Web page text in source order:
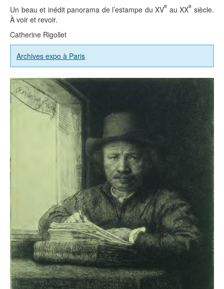
Un beau et inédit panorama de l’estampe du XVe au XXe siècle.
À voir et revoir.
Catherine Rigollet
Archives expo à Paris